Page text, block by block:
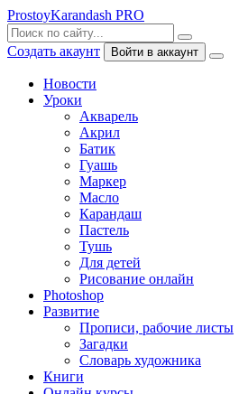
ProstoyKarandash PRO
Создать акаунт Войти в аккаунт
Новости
Уроки
Акварель
Акрил
Батик
Гуашь
Маркер
Масло
Карандаш
Пастель
Тушь
Для детей
Рисование онлайн
Photoshop
Развитие
Прописи, рабочие листы
Загадки
Словарь художника
Книги